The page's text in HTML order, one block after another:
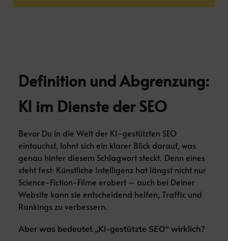
Definition und Abgrenzung:
KI im Dienste der SEO
Bevor Du in die Welt der KI-gestützten SEO
eintauchst, lohnt sich ein klarer Blick darauf, was
genau hinter diesem Schlagwort steckt. Denn eines
steht fest: Künstliche Intelligenz hat längst nicht nur
Science-Fiction-Filme erobert – auch bei Deiner
Website kann sie entscheidend helfen, Traffic und
Rankings zu verbessern.
Aber was bedeutet „KI-gestützte SEO“ wirklich?